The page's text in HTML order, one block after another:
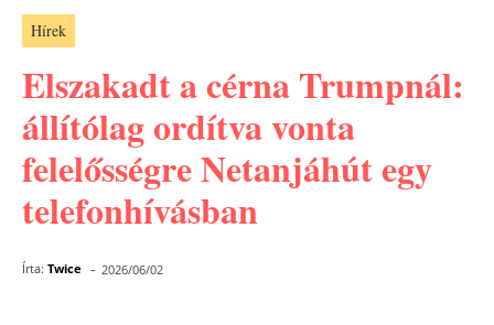
Hírek
Elszakadt a cérna Trumpnál:
állítólag ordítva vonta
felelősségre Netanjáhút egy
telefonhívásban
Írta: Twice - 2026/06/02